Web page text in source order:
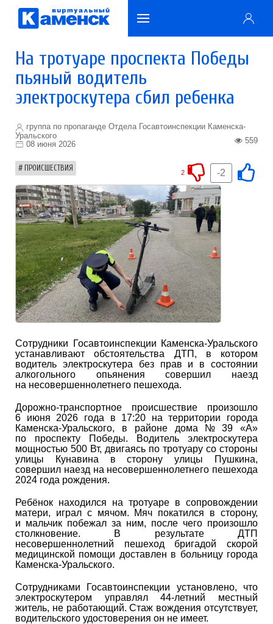
На тротуаре проспекта Победы
пьяный водитель
электроскутера сбил ребенка
группа по пропаганде Отдела Госавтоинспекции Каменска-
Уральского
08 июня 2026
559
ПРОИСШЕСТВИЯ -2
2
Сотрудники Госавтоинспекции Каменска-Уральского
устанавливают обстоятельства ДТП, в котором
водитель электроскутера без прав и в состоянии
алкогольного опьянения совершил наезд
на несовершеннолетнего пешехода.
Дорожно-транспортное происшествие произошло
6 июня 2026 года в 17:20 на территории города
Каменска-Уральского, в районе дома № 39 «А»
по проспекту Победы. Водитель электроскутера
мощностью 500 Вт, двигаясь по тротуару со стороны
улицы Кунавина в сторону улицы Пушкина,
совершил наезд на несовершеннолетнего пешехода
2024 года рождения.
Ребёнок находился на тротуаре в сопровождении
матери, играл с мячом. Мяч покатился в сторону,
и мальчик побежал за ним, после чего произошло
столкновение. В результате ДТП
несовершеннолетний пешеход бригадой скорой
медицинской помощи доставлен в больницу города
Каменска-Уральского.
Сотрудниками Госавтоинспекции установлено, что
электроскутером управлял 44-летний местный
житель, не работающий. Стаж вождения отсутствует,
водительского удостоверения он не имеет.